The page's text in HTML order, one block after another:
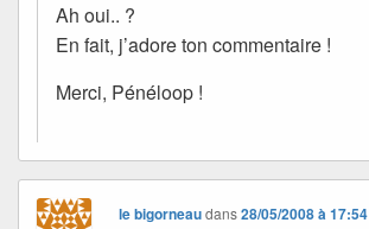
Ah oui.. ?
En fait, j’adore ton commentaire !
Merci, Pénéloop !
le bigorneaudans28/05/2008 à 17:54